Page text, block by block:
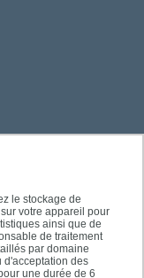
le stockage de
votre appareil pour
ainsi que de
de traitement
par domaine
d'acceptation des
une durée de 6